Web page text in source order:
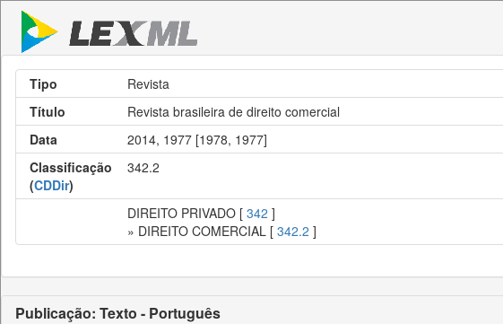
Tipo
Revista
Título
Revista brasileira de direito comercial
Data
2014, 1977 [1978, 1977]
Classificação
(CDDir)
342.2
DIREITO PRIVADO [ 342 ]
» DIREITO COMERCIAL [ 342.2 ]
Publicação: Texto - Português